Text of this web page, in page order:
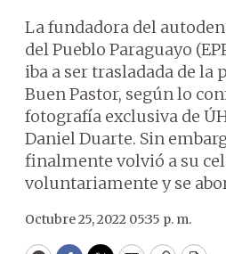
La fundadora del
del Pueblo Paraguayo
iba a ser trasladada de
Buen Pastor, según lo
fotografía exclusiva de
Daniel Duarte. Sin
finalmente volvió a su
voluntariamente y se
Octubre 25, 2022 05:35 p. m.